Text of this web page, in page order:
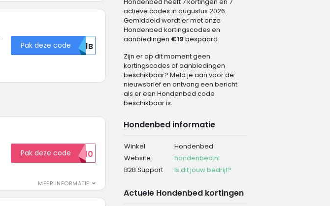
Pak deze code QU1B
MEER INFORMATIE
Pak deze codeEXTRA10
actieve codes in augustus 2026.
Gemiddeld wordt er met onze
Hondenbed kortingscodes en
aanbiedingen €19 bespaard.
Zijn er op dit moment geen
kortingscodes of aanbiedingen
beschikbaar? Meld je aan voor de
nieuwsbrief en ontvang een bericht
als er een Hondenbed code
beschikbaar is.
Hondenbed informatie
Winkel
Hondenbed
Website
hondenbed.nl
B2B Support
Is dit jouw bedrijf?
Actuele Hondenbed kortingen